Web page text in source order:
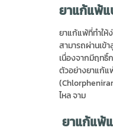
ยาแก้แพ้แ
ยาแก้แพ้ที่ทำให้
สามารถผ่านเข้
เนื่องจากมีฤทธิ์
ตัวอย่างยาแก้
ไหล จาม
ยาแก้แพ้